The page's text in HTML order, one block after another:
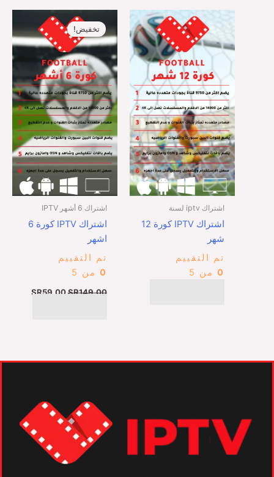
اشتراك iptv لسنة
اشتراك IPTV كورة 12
شهر
تم التقييم
0 من 5
تخفيض!
اشتراك 6 أشهر IPTV
اشتراك IPTV كورة 6
اشهر
تم التقييم
0 من 5
SR149,00
السعر
الأصلي
هو:
SR149,00.
SR59,00
هو: